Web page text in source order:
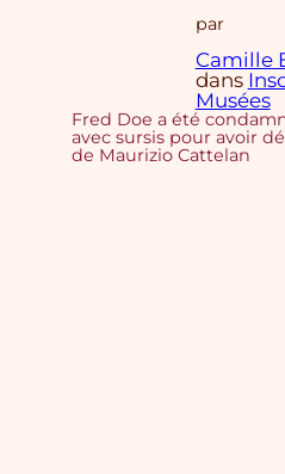
par
Camille
dans
Musées
Fred Doe a été
avec sursis pour avoir
de Maurizio Cattelan